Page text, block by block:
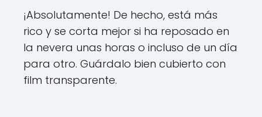
¡Absolutamente! De hecho, está más
rico y se corta mejor si ha reposado en
la nevera unas horas o incluso de un día
para otro. Guárdalo bien cubierto con
film transparente.